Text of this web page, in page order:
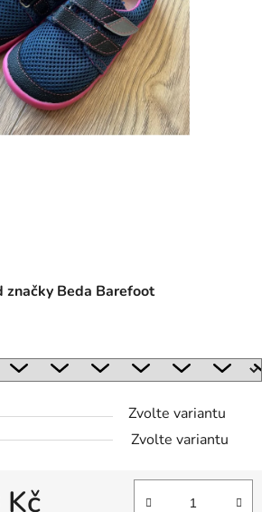
značky Beda Barefoot
Zvolte variantu
Zvolte variantu